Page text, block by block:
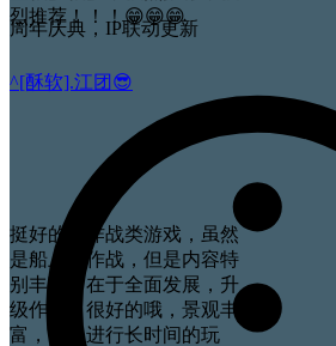
周年庆典，IP联动更新
烈推荐！！！😁😁😁
^[酥软].江团😎
挺好的，作战类游戏，虽然
是船上的作战，但是内容特
别丰富，在于全面发展，升
级作战，很好的哦，景观丰
富，可以进行长时间的玩